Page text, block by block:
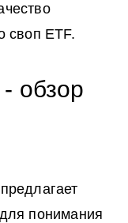
своп ETF.
обзор
понимания